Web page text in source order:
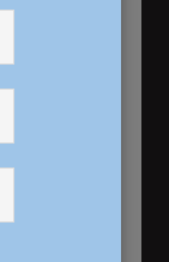
il punto